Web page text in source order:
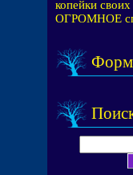
копейки
ОГРОМНОЕ